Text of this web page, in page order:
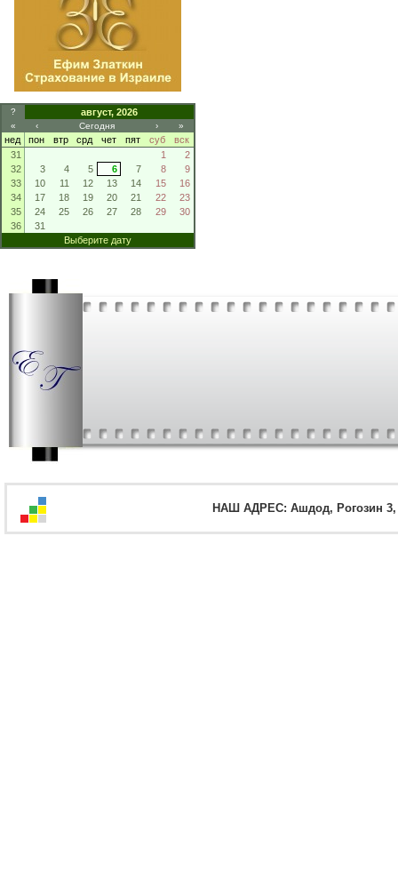
? август, 2026
« ‹ Сегодня › »
нед пон втр срд чет пят суб
вск
31
1
2
32
3 4 5 6 7 8
9
33
10 11 12 13 14 15
16
34
17 18 19 20 21 22
23
35
24 25 26 27 28 29
30
36
31
Выберите дату
НАШ АДРЕС: Ашдод, Рогозин 3,